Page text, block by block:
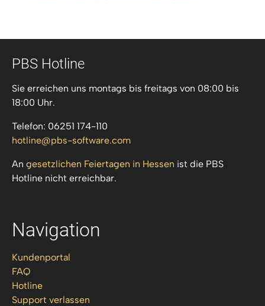
PBS Hotline
Sie erreichen uns montags bis freitags von 08:00 bis
18:00 Uhr.
Telefon: 06251 174-110
hotline
pbs-software com
An gesetzlichen Feiertagen in Hessen ist die PBS
Hotline nicht erreichbar.
Navigation
Kundenportal
FAQ
Hotline
Support verlassen